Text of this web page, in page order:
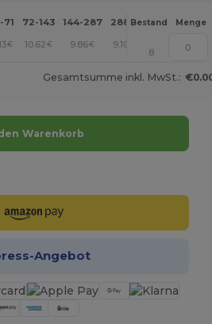
71 72-143 144-287 288 + Mehr
Bestand Menge
€ 10.62€ 9.86€ 9.10 +
8
Gesamtsumme inkl. MwSt.:
Warenkorb
Angebot